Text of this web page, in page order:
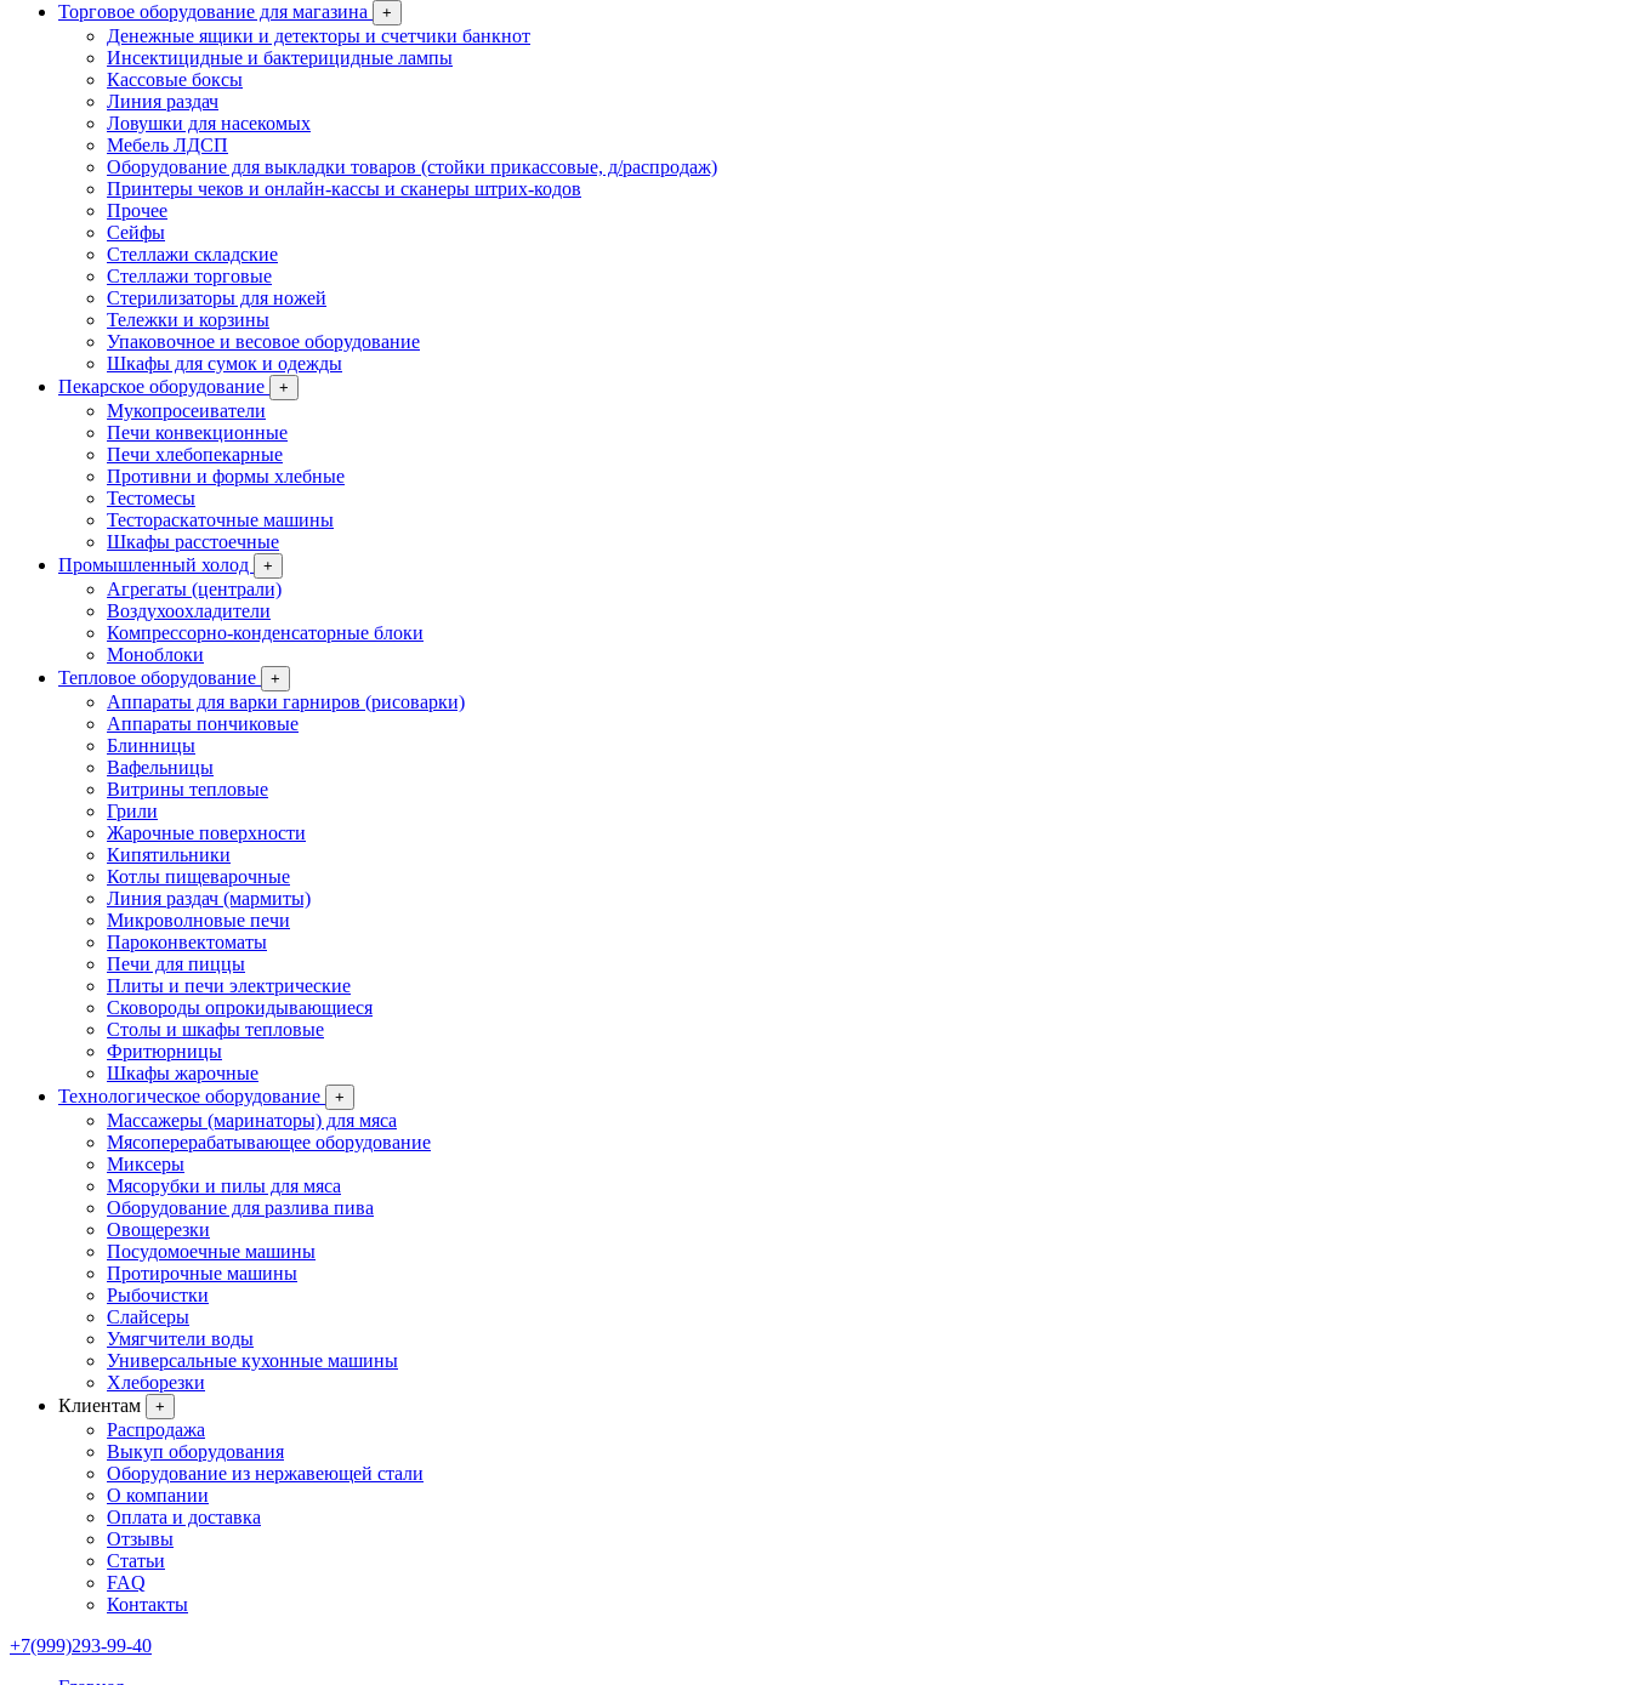
Торговое оборудование для магазина
+
Денежные ящики и детекторы и счетчики банкнот
Инсектицидные и бактерицидные лампы
Кассовые боксы
Линия раздач
Ловушки для насекомых
Мебель ЛДСП
Оборудование для выкладки товаров (стойки прикассовые, д/распродаж)
Принтеры чеков и онлайн-кассы и сканеры штрих-кодов
Прочее
Сейфы
Стеллажи складские
Стеллажи торговые
Стерилизаторы для ножей
Тележки и корзины
Упаковочное и весовое оборудование
Шкафы для сумок и одежды
Пекарское оборудование
+
Мукопросеиватели
Печи конвекционные
Печи хлебопекарные
Противни и формы хлебные
Тестомесы
Тестораскаточные машины
Шкафы расстоечные
Промышленный холод
+
Агрегаты (централи)
Воздухоохладители
Компрессорно-конденсаторные блоки
Моноблоки
Тепловое оборудование
+
Аппараты для варки гарниров (рисоварки)
Аппараты пончиковые
Блинницы
Вафельницы
Витрины тепловые
Грили
Жарочные поверхности
Кипятильники
Котлы пищеварочные
Линия раздач (мармиты)
Микроволновые печи
Пароконвектоматы
Печи для пиццы
Плиты и печи электрические
Сковороды опрокидывающиеся
Столы и шкафы тепловые
Фритюрницы
Шкафы жарочные
Технологическое оборудование
+
Массажеры (маринаторы) для мяса
Мясоперерабатывающее оборудование
Миксеры
Мясорубки и пилы для мяса
Оборудование для разлива пива
Овощерезки
Посудомоечные машины
Протирочные машины
Рыбочистки
Слайсеры
Умягчители воды
Универсальные кухонные машины
Хлеборезки
Клиентам
+
Распродажа
Выкуп оборудования
Оборудование из нержавеющей стали
О компании
Оплата и доставка
Отзывы
Статьи
FAQ
Контакты
+7(999)293-99-40